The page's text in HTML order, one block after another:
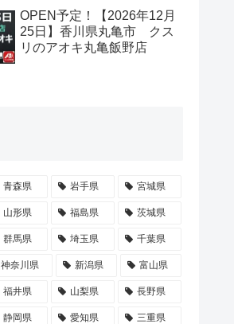
OPEN予定！【2026年12月
25日】香川県丸亀市 クス
リのアオキ丸亀飯野店
青森県 岩手県 宮城県
山形県 福島県 茨城県
群馬県 埼玉県 千葉県
神奈川県 新潟県 富山県
福井県 山梨県 長野県
静岡県 愛知県 三重県